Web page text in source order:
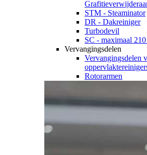
STM - Steaminator
DR - Dakreiniger
Turbodevil
SC - maximaal
Vervangingsdelen
Vervangingsdelen
Rotorarmen